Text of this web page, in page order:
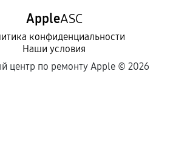
AppleASC
конфиденциальности
Наши условия
центр по ремонту Apple © 2026